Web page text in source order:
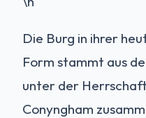
Die Burg in ihrer
Form stammt aus
unter der
Conyngham